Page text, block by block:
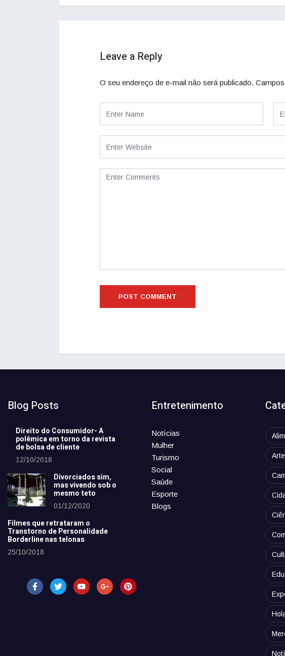
Leave a Reply
O seu endereço de e-mail não será publicado.
Blog Posts
Direito do Consumidor- A
polêmica em torno da revista
de bolsa de cliente
12/10/2018
Divorciados sim,
mas vivendo sob o
mesmo teto
01/12/2020
Filmes que retrataram o
Transtorno de Personalidade
Borderline nas telonas
25/10/2018
Entretenimento
Notícias
Mulher
Turismo
Social
Saúde
Esporte
Blogs